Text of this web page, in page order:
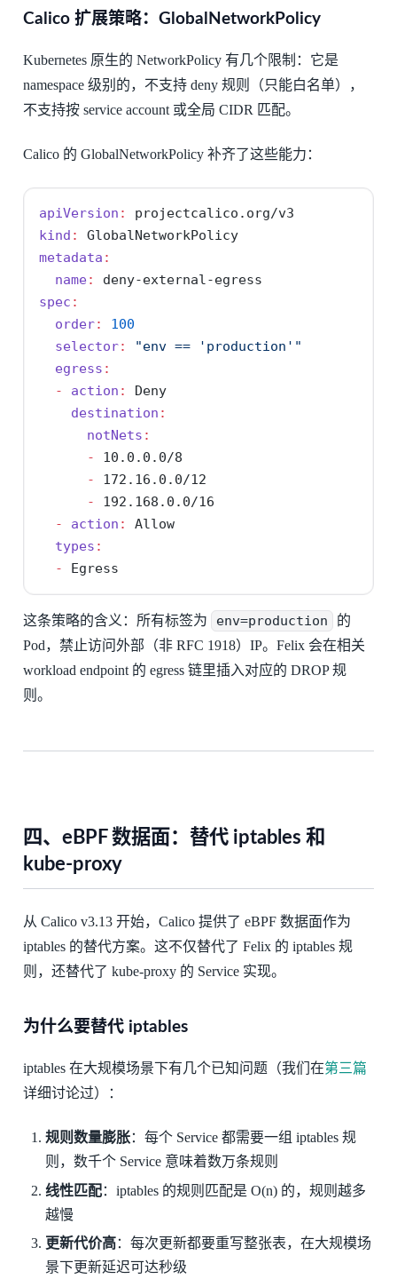
Calico 扩展策略：GlobalNetworkPolicy
Kubernetes 原生的 NetworkPolicy 有几个限制：它是
namespace 级别的，不支持 deny 规则（只能白名单），
不支持按 service account 或全局 CIDR 匹配。
Calico 的 GlobalNetworkPolicy 补齐了这些能力：
apiVersion :
projectcalico.org/v3
kind :
GlobalNetworkPolicy
metadata :
name:
deny-external-egress
spec :
order:
100
selector:
"env == 'production'"
egress :
-
action :
Deny
destination :
notNets :
-
10.0.0.0/8
-
172.16.0.0/12
-
192.168.0.0/16
-
action :
Allow
types :
-
Egress
这条策略的含义：所有标签为 env=production
的
Pod，禁止访问外部（非 RFC 1918）IP。Felix 会在相关
workload endpoint 的 egress 链里插入对应的 DROP 规
则。
四、eBPF 数据面：替代 iptables 和
kube-proxy
从 Calico v3.13 开始，Calico 提供了 eBPF 数据面作为
iptables 的替代方案。这不仅替代了 Felix 的 iptables 规
则，还替代了 kube-proxy 的 Service 实现。
为什么要替代 iptables
iptables 在大规模场景下有几个已知问题（我们在第三篇
详细讨论过）：
规则数量膨胀：每个 Service 都需要一组 iptables 规
则，数千个 Service 意味着数万条规则
线性匹配：iptables 的规则匹配是 O(n) 的，规则越多
越慢
更新代价高：每次更新都要重写整张表，在大规模场
景下更新延迟可达秒级